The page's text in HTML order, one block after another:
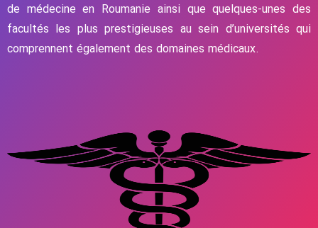
de médecine en Roumanie ainsi que quelques-unes des
facultés les plus prestigieuses au sein d’universités qui
comprennent également des domaines médicaux.